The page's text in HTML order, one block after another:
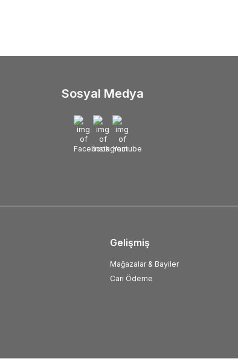
Sosyal Medya
Gelişmiş
Mağazalar & Bayiler
Cari Ödeme